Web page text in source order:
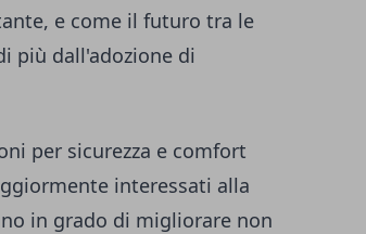
e come il futuro tra le
più dall'adozione di
per sicurezza e comfort
interessati alla
in grado di migliorare non